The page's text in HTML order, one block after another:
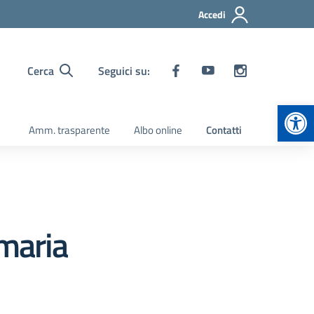
Accedi
Cerca Seguici su:
Amm. trasparente Albo online Contatti